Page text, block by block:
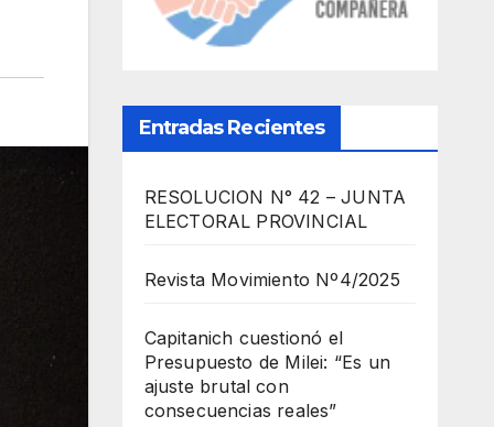
Entradas Recientes
RESOLUCION N° 42 – JUNTA
ELECTORAL PROVINCIAL
Revista Movimiento Nº4/2025
Capitanich cuestionó el
Presupuesto de Milei: “Es un
ajuste brutal con
consecuencias reales”